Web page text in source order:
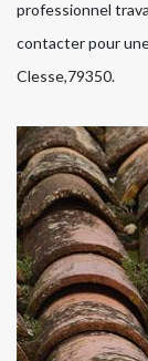
professionnel
contacter pour
Clesse,79350.